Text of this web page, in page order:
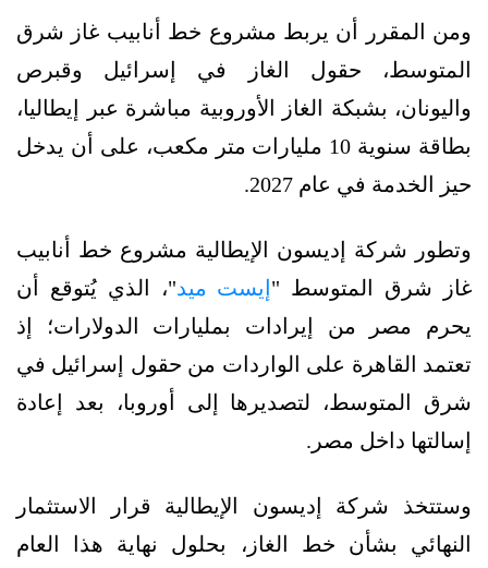
ومن المقرر أن يربط مشروع خط أنابيب غاز شرق
المتوسط، حقول الغاز في إسرائيل وقبرص
واليونان، بشبكة الغاز الأوروبية مباشرة عبر إيطاليا،
بطاقة سنوية 10 مليارات متر مكعب، على أن يدخل
حيز الخدمة في عام 2027.
وتطور شركة إديسون الإيطالية مشروع خط أنابيب
غاز شرق المتوسط " إيست ميد"، الذي يُتوقع أن
يحرم مصر من إيرادات بمليارات الدولارات؛ إذ
تعتمد القاهرة على الواردات من حقول إسرائيل في
شرق المتوسط، لتصديرها إلى أوروبا، بعد إعادة
إسالتها داخل مصر.
وستتخذ شركة إديسون الإيطالية قرار الاستثمار
النهائي بشأن خط الغاز، بحلول نهاية هذا العام